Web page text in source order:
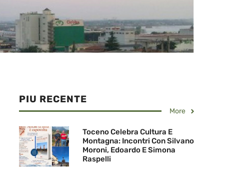
PIU RECENTE
More
Toceno Celebra Cultura E
Montagna: Incontri Con Silvano
Moroni, Edoardo E Simona
Raspelli